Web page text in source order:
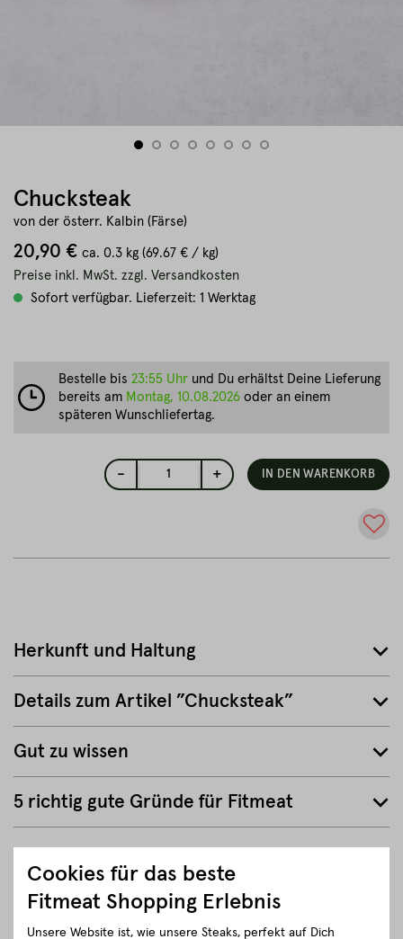
Chucksteak
von der österr. Kalbin (Färse)
20,90 € ca. 0.3 kg (69.67 € / kg)
Preise inkl. MwSt. zzgl. Versandkosten
Sofort verfügbar. Lieferzeit: 1 Werktag
- 1 + IN DEN WARENKORB
Bestelle bis 23:55 Uhr und Du erhältst Deine Lieferung
bereits am Montag, 10.08.2026 oder an einem
späteren Wunschliefertag.
Herkunft und Haltung
Details zum Artikel ”Chucksteak”
Gut zu wissen
5 richtig gute Gründe für Fitmeat
ZURÜCK ZUR ÜBERSICHT
Cookies für das beste
Fitmeat Shopping Erlebnis
Unsere Website ist, wie unsere Steaks, perfekt auf Dich